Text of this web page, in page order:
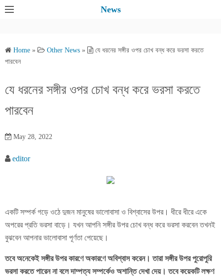
News
Home » Other News »
যে ধরনের সঙ্গীর ওপর চোখ বন্ধ করে ভরসা করতে
পারবেন
যে ধরনের সঙ্গীর ওপর চোখ বন্ধ করে ভরসা করতে
পারবেন
May 28, 2022
editor
একটি সম্পর্ক গড়ে ওঠে দুজন মানুষের ভালোবাসা ও বিশ্বাসের উপর। ধীরে ধীরে একে
অপরের প্রতি ভরসা বাড়ে। যখন আপনি সঙ্গীর উপর চোখ বন্ধ করে ভরসা করবেন তখনই
বুঝবেন আপনার ভালোবাসা পূর্ণতা পেয়েছে।
তবে অনেকেই সঙ্গীর উপর কারণে অকারণে অবিশ্বাস করেন। তারা সঙ্গীর উপর পুরোপুরি
ভরসা করতে পারেন না বলে দাম্পত্য সম্পর্কেও অশান্তি দেখা দেয়। তবে কয়েকটি লক্ষণ